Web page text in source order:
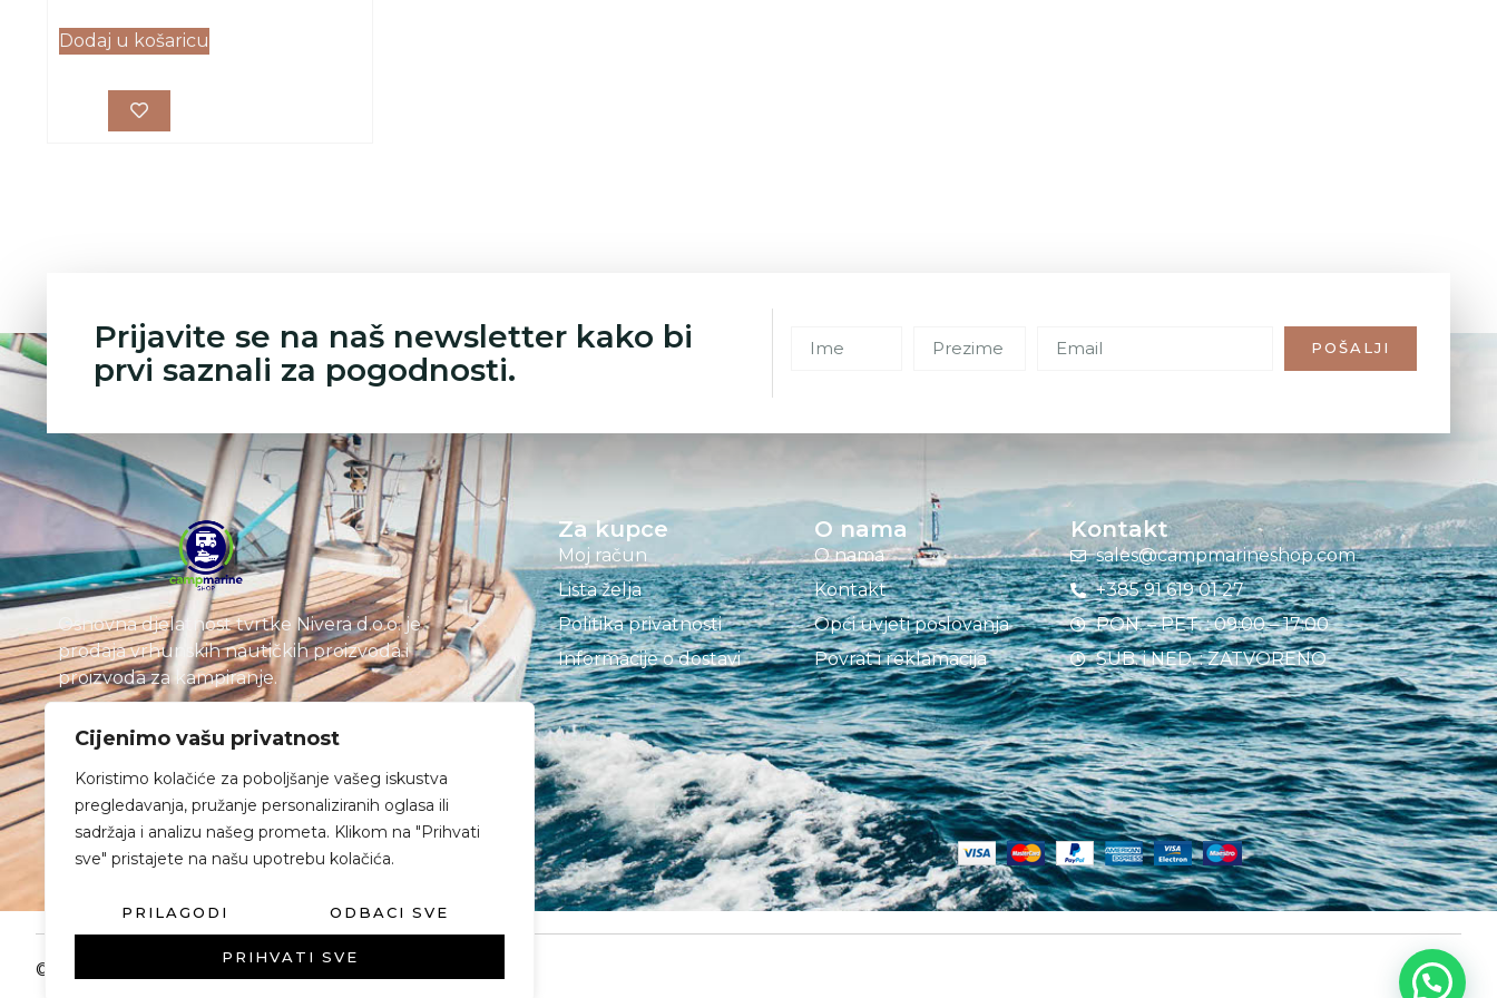
Cijenimo vašu privatnost
Koristimo kolačiće za poboljšanje vašeg iskustva
pregledavanja, pružanje personaliziranih oglasa ili
sadržaja i analizu našeg prometa. Klikom na "Prihvati
sve" pristajete na našu upotrebu kolačića.
PRILAGODI ODBACI SVE
PRIHVATI SVE
Dodaj u košaricu
Prijavite se na naš newsletter kako bi
prvi saznali za pogodnosti.
POŠALJI
Osnovna djelatnost tvrtke Nivera d.o.o. je
prodaja vrhunskih nautičkih proizvoda i
proizvoda za kampiranje.
Za kupce
Moj račun
Lista želja
Politika privatnosti
Informacije o dostavi
O nama
O nama
Kontakt
Opći uvjeti poslovanja
Povrat i reklamacija
Kontakt
sales@campmarineshop.com
+385 91 619 01 27
PON. – PET. : 09:00 – 17:00
SUB. i NED. : ZATVORENO
© Nivera 2025